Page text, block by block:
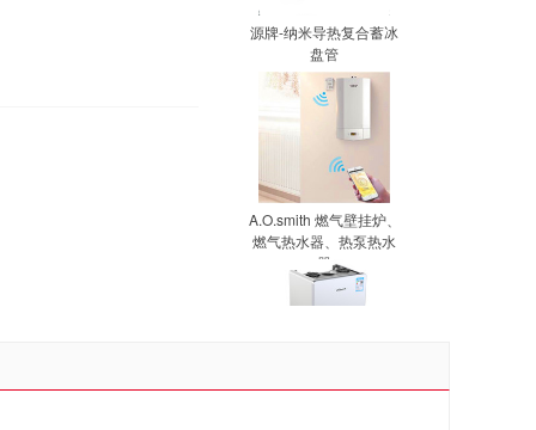
源牌-纳米导热复合蓄冰
盘管
A.O.smith 燃气壁挂炉、
燃气热水器、热泵热水
器